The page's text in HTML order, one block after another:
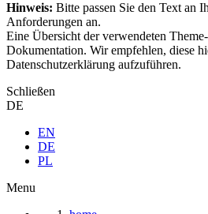
Hinweis: Bitte passen Sie den Text an
Anforderungen an.
Eine Übersicht der verwendeten
Dokumentation. Wir empfehlen, diese
Datenschutzerklärung aufzuführen.
Schließen
DE
EN
DE
PL
Menu